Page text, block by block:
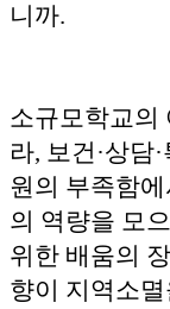
니까.
소규모학교의
라, 보건·상담
원의 부족함
의 역량을 모
위한 배움의
향이 지역소